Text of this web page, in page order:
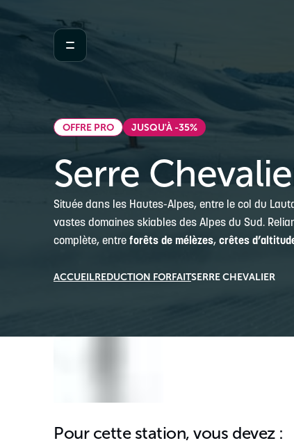
OFFRE PRO JUSQU'À -35%
Serre
Située dans les Hautes-Alpes, entre le col du
vastes domaines skiables des Alpes du Sud.
complète, entre forêts de mélèzes, crêtes
ACCUEILREDUCTION FORFAITSERRE CHEVALIER
Pour cette station, vous devez :